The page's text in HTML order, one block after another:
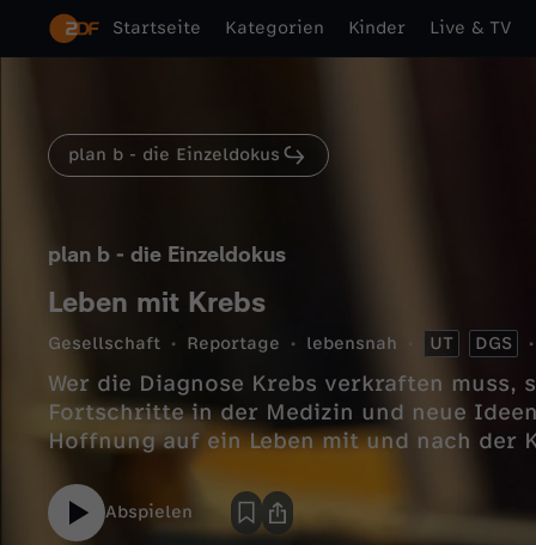
Startseite Kategorien Kinder Live & TV
plan b - die Einzeldokus
plan b - die Einzeldokus
Leben mit Krebs
Gesellschaft Reportage lebensnah UT DGS
Wer die Diagnose Krebs verkraften
Fortschritte in der Medizin und neue
Hoffnung auf ein Leben mit und nach der
Abspielen